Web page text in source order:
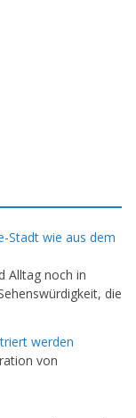
Stadt wie aus dem
Alltag noch in
die
werden
von